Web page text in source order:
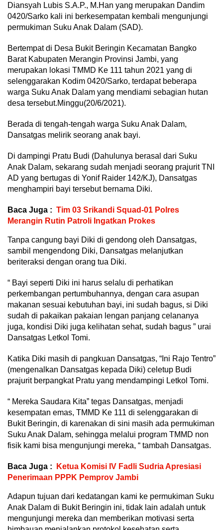
Diansyah Lubis S.A.P., M.Han yang merupakan Dandim
0420/Sarko kali ini berkesempatan kembali mengunjungi
permukiman Suku Anak Dalam (SAD).
Bertempat di Desa Bukit Beringin Kecamatan Bangko
Barat Kabupaten Merangin Provinsi Jambi, yang
merupakan lokasi TMMD Ke 111 tahun 2021 yang di
selenggarakan Kodim 0420/Sarko, terdapat beberapa
warga Suku Anak Dalam yang mendiami sebagian hutan
desa tersebut.Minggu(20/6/2021).
Berada di tengah-tengah warga Suku Anak Dalam,
Dansatgas melirik seorang anak bayi.
Di dampingi Pratu Budi (Dahulunya berasal dari Suku
Anak Dalam, sekarang sudah menjadi seorang prajurit TNI
AD yang bertugas di Yonif Raider 142/KJ), Dansatgas
menghampiri bayi tersebut bernama Diki.
Baca Juga : Tim 03 Srikandi Squad-01 Polres
Merangin Rutin Patroli Ingatkan Prokes
Tanpa cangung bayi Diki di gendong oleh Dansatgas,
sambil mengendong Diki, Dansatgas melanjutkan
beriteraksi dengan orang tua Diki.
“ Bayi seperti Diki ini harus selalu di perhatikan
perkembangan pertumbuhannya, dengan cara asupan
makanan sesuai kebutuhan bayi, ini sudah bagus, si Diki
sudah di pakaikan pakaian lengan panjang celananya
juga, kondisi Diki juga kelihatan sehat, sudah bagus ” urai
Dansatgas Letkol Tomi.
Katika Diki masih di pangkuan Dansatgas, “Ini Rajo Tentro”
(mengenalkan Dansatgas kepada Diki) celetup Budi
prajurit berpangkat Pratu yang mendampingi Letkol Tomi.
“ Mereka Saudara Kita” tegas Dansatgas, menjadi
kesempatan emas, TMMD Ke 111 di selenggarakan di
Bukit Beringin, di karenakan di sini masih ada permukiman
Suku Anak Dalam, sehingga melalui program TMMD non
fisik kami bisa mengunjungi mereka, “ tambah Dansatgas.
Baca Juga :
Ketua Komisi IV Fadli Sudria Apresiasi
Penerimaan PPPK Pemprov Jambi
Adapun tujuan dari kedatangan kami ke permukiman Suku
Anak Dalam di Bukit Beringin ini, tidak lain adalah untuk
mengunjungi mereka dan memberikan motivasi serta